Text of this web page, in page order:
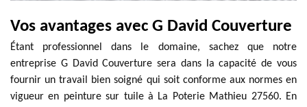
Vos avantages avec G David Couverture
Étant professionnel dans le domaine, sachez que notre
entreprise G David Couverture sera dans la capacité de vous
fournir un travail bien soigné qui soit conforme aux normes en
vigueur en peinture sur tuile à La Poterie Mathieu 27560. En